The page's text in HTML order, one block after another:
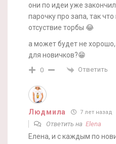
они по идеи уже
парочку про запа, так
отсуствие торбы 😂
а может будет не
для новичков?😁
0 Ответить
Людмила 7 лет назад
Ответить на Elena
Елена, и с каждым по